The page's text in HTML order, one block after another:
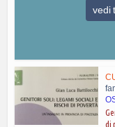
vedi
di